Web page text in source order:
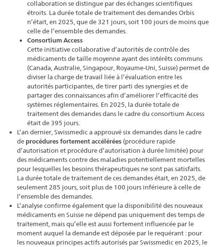
collaboration se distingue par des échanges scientifiques
étroits. La durée totale de traitement des demandes Orbis
n’était, en 2025, que de 321 jours, soit 100 jours de moins que
celle de l’ensemble des demandes.
Consortium Access
Cette initiative collaborative d’autorités de contrôle des
médicaments de taille moyenne ayant des intérêts communs
(Canada, Australie, Singapour, Royaume-Uni, Suisse) permet de
diviser la charge de travail liée à l’évaluation entre les
autorités participantes, de tirer parti des synergies et de
partager des connaissances afin d’améliorer l’efficacité des
systèmes réglementaires. En 2025, la durée totale de
traitement des demandes dans le cadre du consortium Access
était de 395 jours.
L’an dernier, Swissmedic a approuvé six demandes dans le cadre
de procédures fortement accélérées (procédure rapide
d’autorisation et procédure d’autorisation à durée limitée) pour
des médicaments contre des maladies potentiellement mortelles
pour lesquelles les besoins thérapeutiques ne sont pas satisfaits.
La durée totale de traitement de ces demandes était, en 2025, de
seulement 285 jours, soit plus de 100 jours inférieure à celle de
l’ensemble des demandes.
L’analyse confirme également que la disponibilité des nouveaux
médicaments en Suisse ne dépend pas uniquement des temps de
traitement, mais qu’elle est aussi fortement influencée par le
moment auquel la demande est déposée par le requérant : pour
les nouveaux principes actifs autorisés par Swissmedic en 2025, le